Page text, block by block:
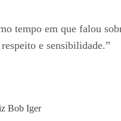
tempo em que falou
e sensibilidade.”